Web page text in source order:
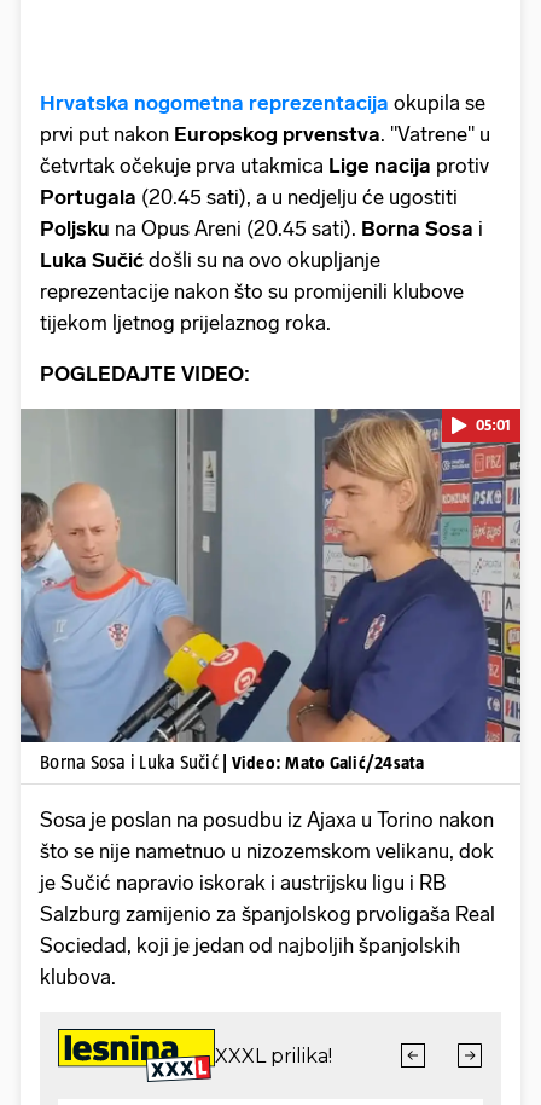
Hrvatska nogometna reprezentacija okupila se
prvi put nakon Europskog prvenstva. "Vatrene" u
četvrtak očekuje prva utakmica Lige nacija protiv
Portugala (20.45 sati), a u nedjelju će ugostiti
Poljsku na Opus Areni (20.45 sati). Borna Sosa i
Luka Sučić došli su na ovo okupljanje
reprezentacije nakon što su promijenili klubove
tijekom ljetnog prijelaznog roka.
POGLEDAJTE VIDEO:
Pokretanje videa...
05:01
Borna Sosa i Luka Sučić | Video: Mato Galić/24sata
Sosa je poslan na posudbu iz Ajaxa u Torino nakon
što se nije nametnuo u nizozemskom velikanu, dok
je Sučić napravio iskorak i austrijsku ligu i RB
Salzburg zamijenio za španjolskog prvoligaša Real
Sociedad, koji je jedan od najboljih španjolskih
klubova.